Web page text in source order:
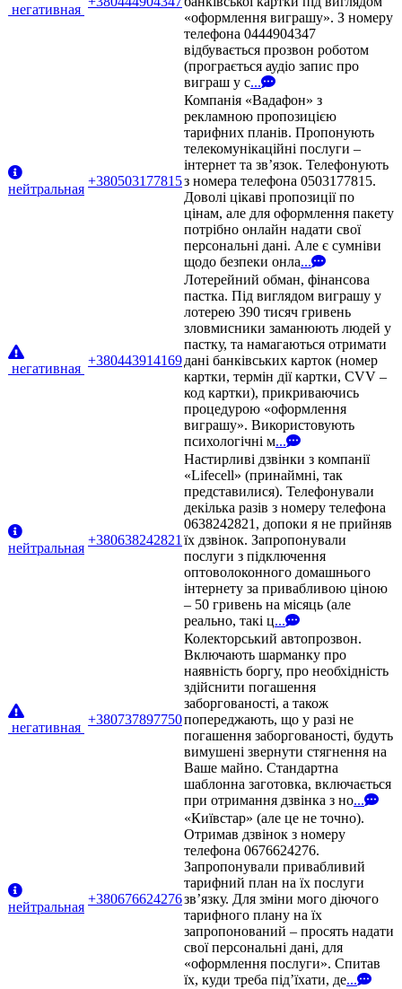
негативная
«оформлення виграшу». З номеру
телефона 0444904347
відбувається прозвон роботом
(програється аудіо запис про
виграш у с...
нейтральная
+380503177815
Компанія «Вадафон» з
рекламною пропозицією
тарифних планів. Пропонують
телекомунікаційні послуги –
інтернет та зв’язок. Телефонують
з номера телефона 0503177815.
Доволі цікаві пропозиції по
цінам, але для оформлення пакету
потрібно онлайн надати свої
персональні дані. Але є сумніви
щодо безпеки онла...
негативная
+380443914169
Лотерейний обман, фінансова
пастка. Під виглядом виграшу у
лотерею 390 тисяч гривень
зловмисники заманюють людей у
пастку, та намагаються отримати
дані банківських карток (номер
картки, термін дії картки, CVV –
код картки), прикриваючись
процедурою «оформлення
виграшу». Використовують
психологічні м...
нейтральная
+380638242821
Настирливі дзвінки з компанії
«Lifecell» (принаймні, так
представилися). Телефонували
декілька разів з номеру телефона
0638242821, допоки я не прийняв
їх дзвінок. Запропонували
послуги з підключення
оптоволоконного домашнього
інтернету за привабливою ціною
– 50 гривень на місяць (але
реально, такі ц...
негативная
+380737897750
Колекторський автопрозвон.
Включають шарманку про
наявність боргу, про необхідність
здійснити погашення
заборгованості, а також
попереджають, що у разі не
погашення заборгованості, будуть
вимушені звернути стягнення на
Ваше майно. Стандартна
шаблонна заготовка, включається
при отримання дзвінка з но...
нейтральная
+380676624276
«Київстар» (але це не точно).
Отримав дзвінок з номеру
телефона 0676624276.
Запропонували привабливий
тарифний план на їх послуги
зв’язку. Для зміни мого діючого
тарифного плану на їх
запропонований – просять надати
свої персональні дані, для
«оформлення послуги». Спитав
їх, куди треба під’їхати, де...